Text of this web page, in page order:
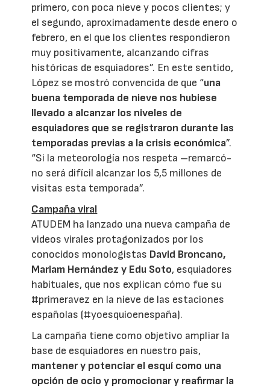
primero, con poca nieve y pocos clientes; y
el segundo, aproximadamente desde enero o
febrero, en el que los clientes respondieron
muy positivamente, alcanzando cifras
históricas de esquiadores”. En este sentido,
López se mostró convencida de que “una
buena temporada de nieve nos hubiese
llevado a alcanzar los niveles de
esquiadores que se registraron durante las
temporadas previas a la crisis económica”.
“Si la meteorología nos respeta –remarcó-
no será difícil alcanzar los 5,5 millones de
visitas esta temporada”.
Campaña viral
ATUDEM ha lanzado una nueva campaña de
videos virales protagonizados por los
conocidos monologistas David Broncano,
Mariam Hernández y Edu Soto, esquiadores
habituales, que nos explican cómo fue su
#primeravez en la nieve de las estaciones
españolas (#yoesquíoenespaña).
La campaña tiene como objetivo ampliar la
base de esquiadores en nuestro país,
mantener y potenciar el esquí como una
opción de ocio y promocionar y reafirmar la